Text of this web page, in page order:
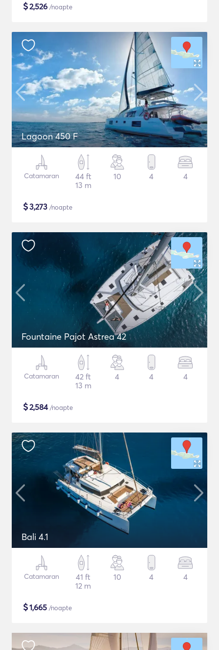
$2,526 /noapte
Lagoon 450 F
Catamaran
44 ft
13 m
10 4 4
$3,273 /noapte
Fountaine Pajot Astrea 42
Catamaran
42 ft
13 m
4 4 4
$2,584/noapte
Bali 4.1
Catamaran
41 ft
12 m
10 4 4
$1,665 /noapte